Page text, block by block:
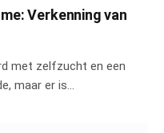
Verkenning van
met zelfzucht en een
maar er is…